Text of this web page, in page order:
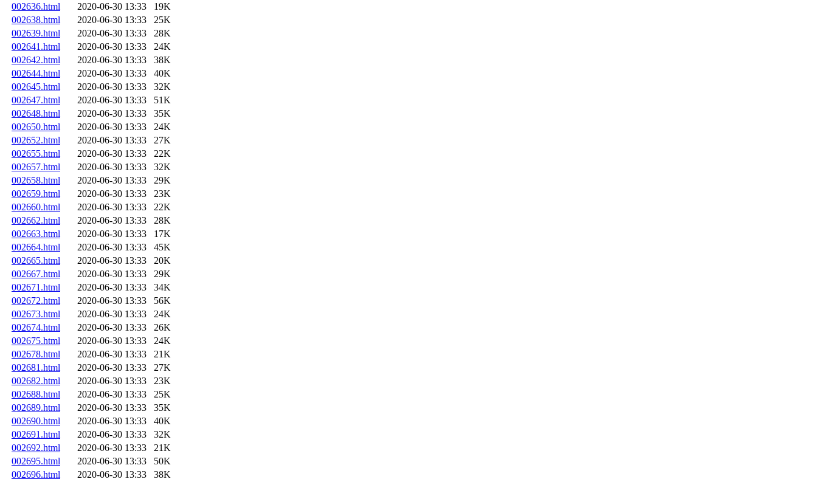
002636.html
2020-06-30 13:33
19K
002638.html
2020-06-30 13:33
25K
002639.html
2020-06-30 13:33
28K
002641.html
2020-06-30 13:33
24K
002642.html
2020-06-30 13:33
38K
002644.html
2020-06-30 13:33
40K
002645.html
2020-06-30 13:33
32K
002647.html
2020-06-30 13:33
51K
002648.html
2020-06-30 13:33
35K
002650.html
2020-06-30 13:33
24K
002652.html
2020-06-30 13:33
27K
002655.html
2020-06-30 13:33
22K
002657.html
2020-06-30 13:33
32K
002658.html
2020-06-30 13:33
29K
002659.html
2020-06-30 13:33
23K
002660.html
2020-06-30 13:33
22K
002662.html
2020-06-30 13:33
28K
002663.html
2020-06-30 13:33
17K
002664.html
2020-06-30 13:33
45K
002665.html
2020-06-30 13:33
20K
002667.html
2020-06-30 13:33
29K
002671.html
2020-06-30 13:33
34K
002672.html
2020-06-30 13:33
56K
002673.html
2020-06-30 13:33
24K
002674.html
2020-06-30 13:33
26K
002675.html
2020-06-30 13:33
24K
002678.html
2020-06-30 13:33
21K
002681.html
2020-06-30 13:33
27K
002682.html
2020-06-30 13:33
23K
002688.html
2020-06-30 13:33
25K
002689.html
2020-06-30 13:33
35K
002690.html
2020-06-30 13:33
40K
002691.html
2020-06-30 13:33
32K
002692.html
2020-06-30 13:33
21K
002695.html
2020-06-30 13:33
50K
002696.html
2020-06-30 13:33
38K